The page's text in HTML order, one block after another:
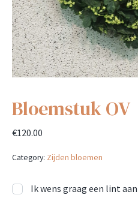
Bloemstuk OV
€120.00
Category: Zijden bloemen
Ik wens graag een lint